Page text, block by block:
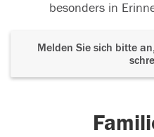
besonders in
Melden Sie sich bitte